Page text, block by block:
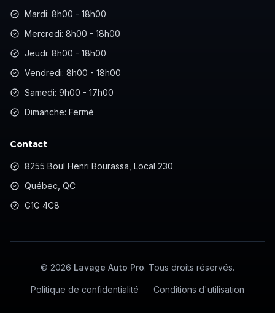
Mardi: 8h00 - 18h00
Mercredi: 8h00 - 18h00
Jeudi: 8h00 - 18h00
Vendredi: 8h00 - 18h00
Samedi: 9h00 - 17h00
Dimanche: Fermé
Contact
8255 Boul Henri Bourassa, Local 230
Québec, QC
G1G 4C8
© 2026 Lavage Auto Pro. Tous droits réservés.
Politique de confidentialité Conditions d'utilisation